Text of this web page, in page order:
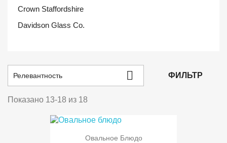
Crown Staffordshire
Davidson Glass Co.
Релевантность  ФИЛЬТР
Показано 13-18 из 18
Овальное Блюдо